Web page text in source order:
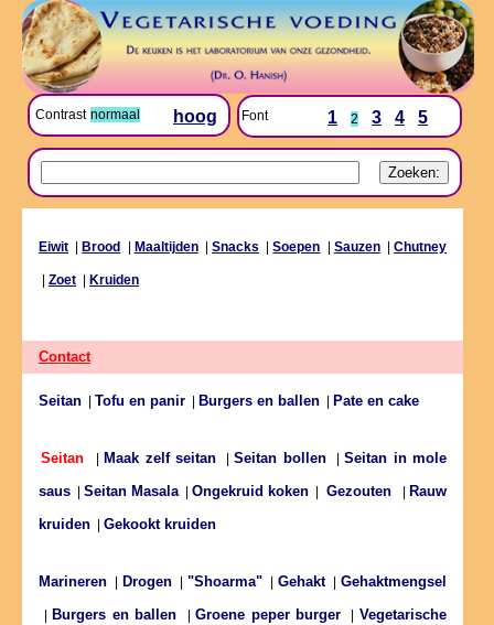
Contrast normaal hoog Font 1 2 3 4 5
Eiwit Brood Maaltijden|Snacks |Soepen Sauzen|Chutney
Zoet Kruiden
Contact
Seitan Tofu en panir Burgers en ballen Pate en cake
Seitan Maak zelf seitan |Seitan bollen|Seitan in mole
saus
Seitan Masala| Ongekruid koken Gezouten
Rauw
kruiden
Gekookt kruiden
Marineren Drogen "Shoarma" Gehakt|Gehaktmengsel
Burgers en ballen |Groene peper burger |Vegetarische